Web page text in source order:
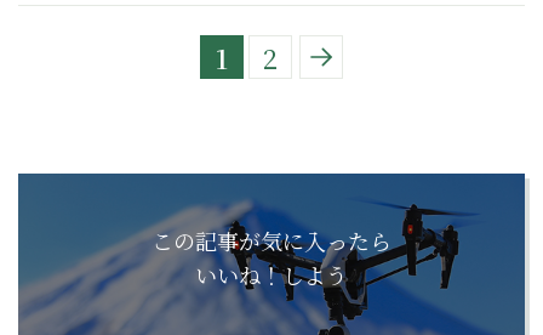
1 2
この記事が気に入ったら
いいね！しよう